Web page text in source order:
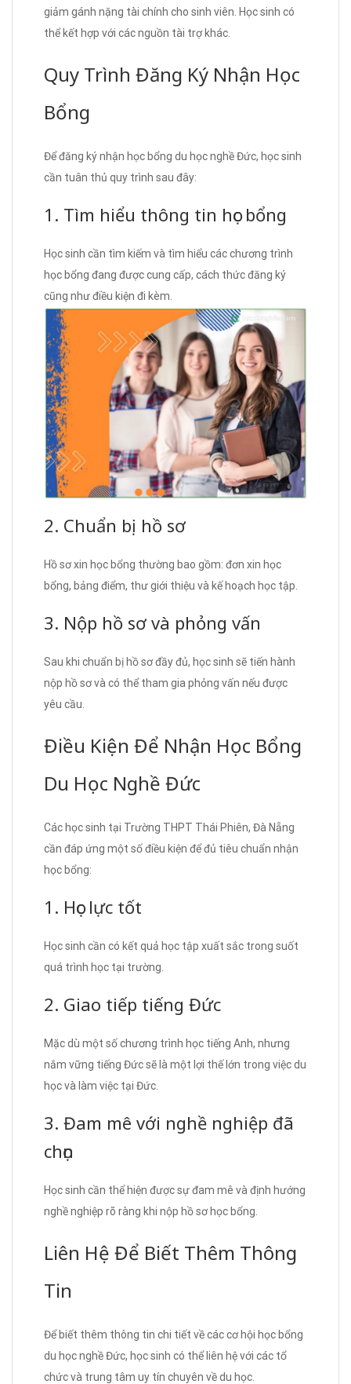
giảm gánh nặng tài chính cho sinh viên. Học sinh có
thể kết hợp với các nguồn tài trợ khác.
Quy Trình Đăng Ký Nhận Học
Bổng
Để đăng ký nhận học bổng du học nghề Đức, học sinh
cần tuân thủ quy trình sau đây:
1. Tìm hiểu thông tin học bổng
Học sinh cần tìm kiếm và tìm hiểu các chương trình
học bổng đang được cung cấp, cách thức đăng ký
cũng như điều kiện đi kèm.
2. Chuẩn bị hồ sơ
Hồ sơ xin học bổng thường bao gồm: đơn xin học
bổng, bảng điểm, thư giới thiệu và kế hoạch học tập.
3. Nộp hồ sơ và phỏng vấn
Sau khi chuẩn bị hồ sơ đầy đủ, học sinh sẽ tiến hành
nộp hồ sơ và có thể tham gia phỏng vấn nếu được
yêu cầu.
Điều Kiện Để Nhận Học Bổng
Du Học Nghề Đức
Các học sinh tại Trường THPT Thái Phiên, Đà Nẵng
cần đáp ứng một số điều kiện để đủ tiêu chuẩn nhận
học bổng:
1. Học lực tốt
Học sinh cần có kết quả học tập xuất sắc trong suốt
quá trình học tại trường.
2. Giao tiếp tiếng Đức
Mặc dù một số chương trình học tiếng Anh, nhưng
nắm vững tiếng Đức sẽ là một lợi thế lớn trong việc du
học và làm việc tại Đức.
3. Đam mê với nghề nghiệp đã
chọn
Học sinh cần thể hiện được sự đam mê và định hướng
nghề nghiệp rõ ràng khi nộp hồ sơ học bổng.
Liên Hệ Để Biết Thêm Thông
Tin
Để biết thêm thông tin chi tiết về các cơ hội học bổng
du học nghề Đức, học sinh có thể liên hệ với các tổ
chức và trung tâm uy tín chuyên về du học.